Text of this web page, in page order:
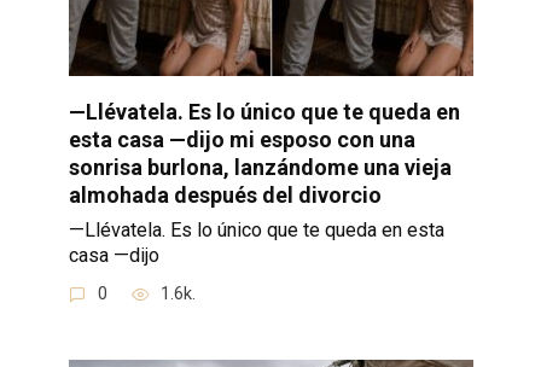
—Llévatela. Es lo único que te queda en
esta casa —dijo mi esposo con una
sonrisa burlona, lanzándome una vieja
almohada después del divorcio
—Llévatela. Es lo único que te queda en esta
casa —dijo
0 1.6k.